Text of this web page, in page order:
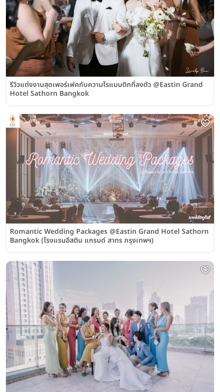
รีวิวแต่งงานสุดเพอร์เฟคกับความโรแมนติกที่ลงตัว @Eastin Grand
Hotel Sathorn Bangkok
Romantic Wedding Packages @Eastin Grand Hotel Sathorn
Bangkok (โรงแรมอีสติน แกรนด์ สาทร กรุงเทพฯ)